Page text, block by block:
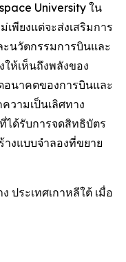
University ใน
พียงแต่จะส่งเสริมการ
นวัตกรรมการบินและ
ให้เห็นถึงพลังของ
นาคตของการบินและ
วามเป็นเลิศทาง
ได้รับการจดสิทธิบัตร
งแบบจำลองที่ขยาย
ประเทศเกาหลีใต้ เมื่อ